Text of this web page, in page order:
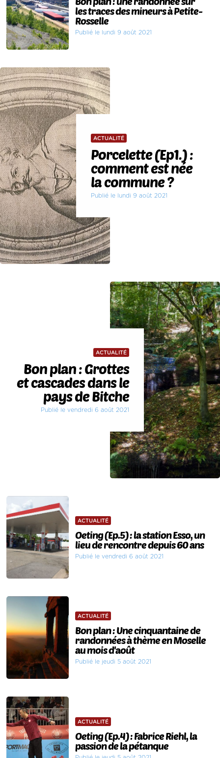
les traces des mineurs à Petite-
Rosselle
Publié le lundi 9 août 2021
ACTUALITÉ
Porcelette (Ep1.) :
comment est née
la commune ?
Publié le lundi 9 août 2021
ACTUALITÉ
Bon plan : Grottes
et cascades dans le
pays de Bitche
Publié le vendredi 6 août 2021
ACTUALITÉ
Oeting (Ep.5) : la station Esso, un
lieu de rencontre depuis 60 ans
Publié le vendredi 6 août 2021
ACTUALITÉ
Bon plan : Une cinquantaine de
randonnées à thème en Moselle
au mois d'août
Publié le jeudi 5 août 2021
ACTUALITÉ
Oeting (Ep.4) : Fabrice Riehl, la
passion de la pétanque